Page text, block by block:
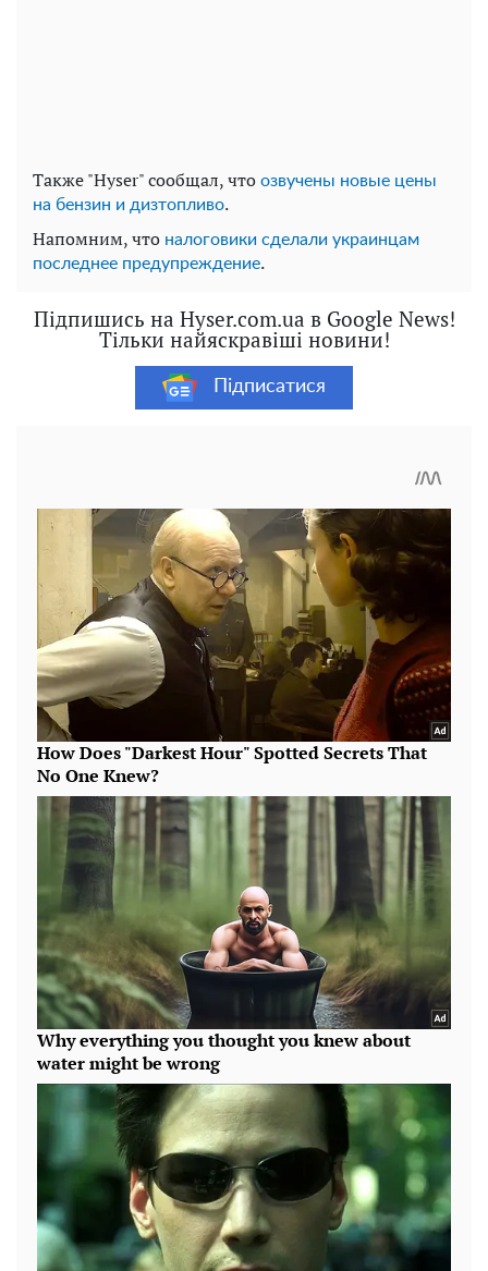
Также "Hyser" сообщал, что озвучены новые цены
на бензин и дизтопливо.
Напомним, что налоговики сделали украинцам
последнее предупреждение.
Підпишись на Hyser.com.ua в Google News!
Тільки найяскравіші новини!
Підписатися